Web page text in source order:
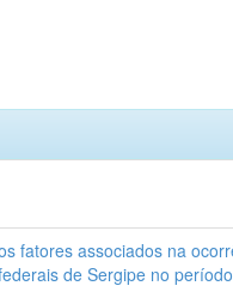
fatores associados na
de Sergipe no